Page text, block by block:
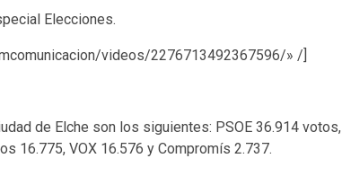
Elecciones.
videos/2276713492367596/» /]
de Elche son los siguientes: PSOE 36.914 votos,
16.775, VOX 16.576 y Compromís 2.737.